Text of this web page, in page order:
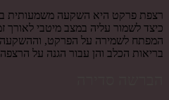
רצפת פרקט היא השקעה משמעותית
כיצד לשמור עליה במצב מיטבי לאורך
המפתח לשמירה על הפרקט, וההשקעה
בריאות הכלב והן עבור הגנה על